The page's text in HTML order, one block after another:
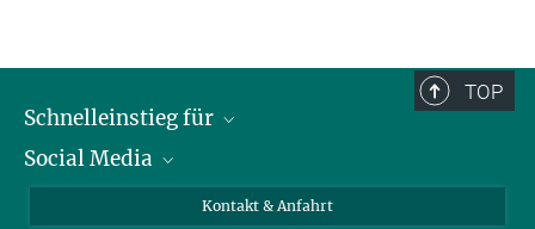
rklein@neuro.mpg.de
TOP
Schnelleinstieg für
Journalist*innen
Social Media
Kontakt & Anfahrt